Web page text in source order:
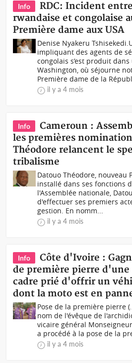
Info
RDC: Incident
rwandaise et congolaise
Première dame aux USA
Denise Nyakeru Tshisekedi.
impliquant des agents de
congolais s’est produit
Washington, où séjourne
Première dame de la
il y a 4 mois
Info
Cameroun :
les premières
Théodore relancent le
tribalisme
Datouo Théodore, nouveau
installé dans ses fonctions
l'Assemblée nationale,
d'effectuer ses premiers
gestion. En nomm...
il y a 4 mois
Info
Côte d'Ivoire :
de première pierre d'une
cadre prié d'offrir un
dont la moto est en
Pose de la première pierre
nom de l'évêque de
vicaire général
a procédé à la pose de la
il y a 4 mois